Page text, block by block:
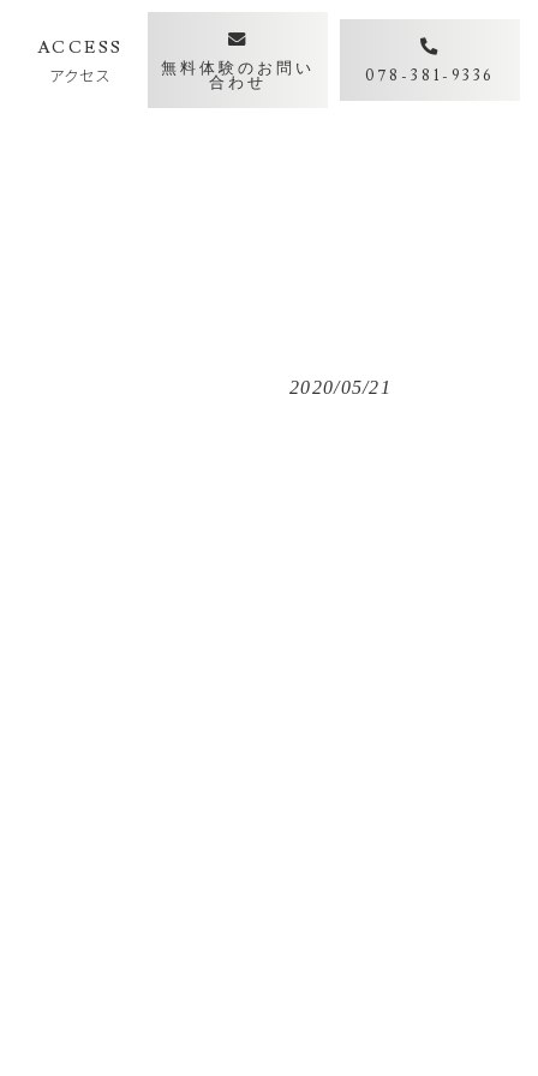
ACCESS
アクセス
無料体験のお問い
合わせ 078-381-9336
2020/05/21